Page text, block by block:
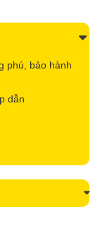
phú, bảo hành
dẫn